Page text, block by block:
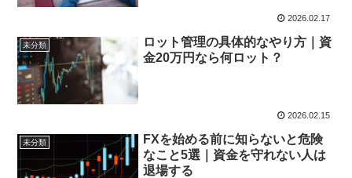
2026.02.17
未分類
ロット管理の具体的なやり方｜資
金20万円なら何ロット？
2026.02.15
未分類
FXを始める前に知らないと危険
なこと5選｜資金を守れない人は
退場する